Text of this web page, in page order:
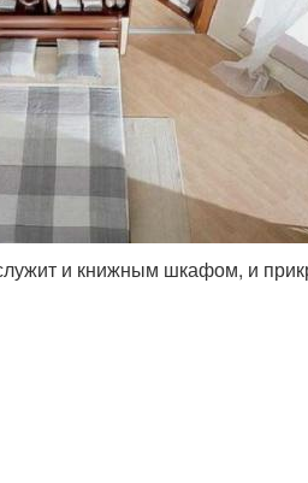
и книжным шкафом, и